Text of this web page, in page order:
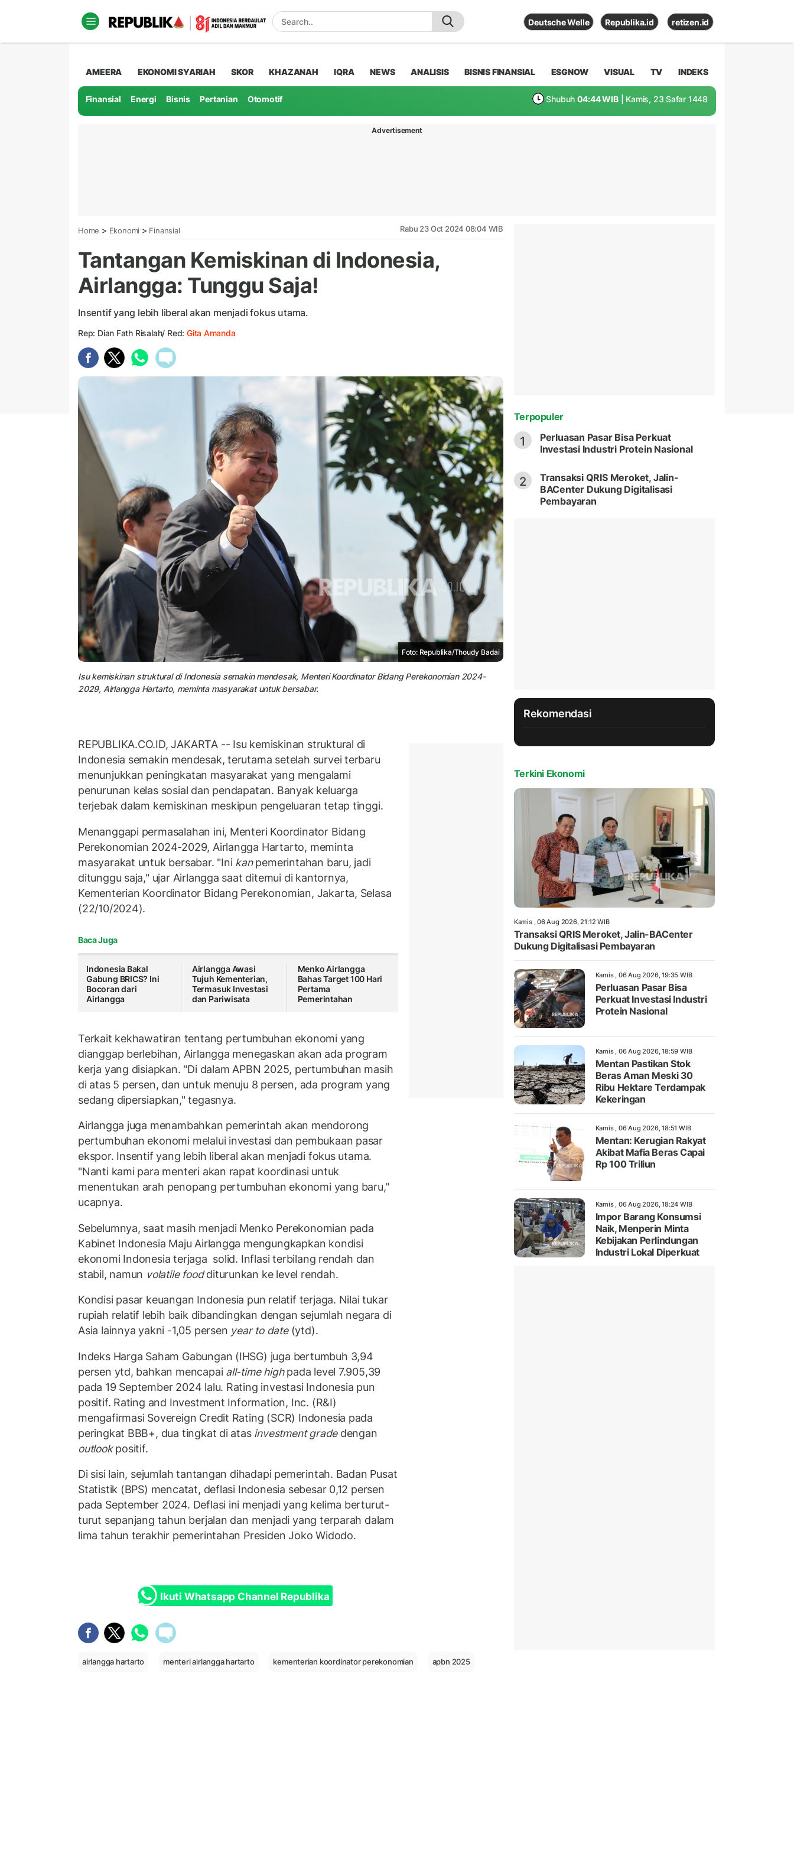
Deutsche Welle Republika.id retizen.id
AMEERA EKONOMI SYARIAH SKOR KHAZANAH IQRA NEWS ANALISIS BISNIS FINANSIAL ESGNOW VISUAL TV INDEKS
Finansial Energi Bisnis Pertanian Otomotif Shubuh 04:44 WIB | Kamis, 23 Safar 1448
Advertisement
Home > Ekonomi > Finansial Rabu 23 Oct 2024 08:04 WIB
Tantangan Kemiskinan di Indonesia,
Airlangga: Tunggu Saja!
Insentif yang lebih liberal akan menjadi fokus utama.
Rep: Dian Fath Risalah/ Red: Gita Amanda
Foto: Republika/Thoudy Badai
Isu kemiskinan struktural di Indonesia semakin mendesak, Menteri Koordinator Bidang Perekonomian 2024-
2029, Airlangga Hartarto, meminta masyarakat untuk bersabar.
REPUBLIKA.CO.ID, JAKARTA -- Isu kemiskinan struktural di
Indonesia semakin mendesak, terutama setelah survei terbaru
menunjukkan peningkatan masyarakat yang mengalami
penurunan kelas sosial dan pendapatan. Banyak keluarga
terjebak dalam kemiskinan meskipun pengeluaran tetap tinggi.
Menanggapi permasalahan ini, Menteri Koordinator Bidang
Perekonomian 2024-2029, Airlangga Hartarto, meminta
masyarakat untuk bersabar. "Ini kanpemerintahan baru, jadi
ditunggu saja," ujar Airlangga saat ditemui di kantornya,
Kementerian Koordinator Bidang Perekonomian, Jakarta, Selasa
(22/10/2024).
Baca Juga
Indonesia Bakal
Gabung BRICS? Ini
Bocoran dari
Airlangga
Airlangga Awasi
Tujuh Kementerian,
Termasuk Investasi
dan Pariwisata
Menko Airlangga
Bahas Target 100 Hari
Pertama
Pemerintahan
Terkait kekhawatiran tentang pertumbuhan ekonomi yang
dianggap berlebihan, Airlangga menegaskan akan ada program
kerja yang disiapkan. "Di dalam APBN 2025, pertumbuhan masih
di atas 5 persen, dan untuk menuju 8 persen, ada program yang
sedang dipersiapkan," tegasnya.
Airlangga juga menambahkan pemerintah akan mendorong
pertumbuhan ekonomi melalui investasi dan pembukaan pasar
ekspor. Insentif yang lebih liberal akan menjadi fokus utama.
"Nanti kami para menteri akan rapat koordinasi untuk
menentukan arah penopang pertumbuhan ekonomi yang baru,"
ucapnya.
Sebelumnya, saat masih menjadi Menko Perekonomian pada
Kabinet Indonesia Maju Airlangga mengungkapkan kondisi
ekonomi Indonesia terjaga solid. Inflasi terbilang rendah dan
stabil, namun volatile foodditurunkan ke level rendah.
Kondisi pasar keuangan Indonesia pun relatif terjaga. Nilai tukar
rupiah relatif lebih baik dibandingkan dengan sejumlah negara di
Asia lainnya yakni -1,05 persen year to date(ytd).
Indeks Harga Saham Gabungan (IHSG) juga bertumbuh 3,94
persen ytd, bahkan mencapai all-time highpada level 7.905,39
pada 19 September 2024 lalu. Rating investasi Indonesia pun
positif. Rating and Investment Information, Inc. (R&I)
mengafirmasi Sovereign Credit Rating (SCR) Indonesia pada
peringkat BBB+, dua tingkat di atas investment gradedengan
outlookpositif.
Di sisi lain, sejumlah tantangan dihadapi pemerintah. Badan Pusat
Statistik (BPS) mencatat, deflasi Indonesia sebesar 0,12 persen
pada September 2024. Deflasi ini menjadi yang kelima berturut-
turut sepanjang tahun berjalan dan menjadi yang terparah dalam
lima tahun terakhir pemerintahan Presiden Joko Widodo.
Ikuti Whatsapp Channel Republika
airlangga hartarto menteri airlangga hartarto kementerian koordinator perekonomian apbn 2025
Terpopuler
1
Perluasan Pasar Bisa Perkuat
Investasi Industri Protein Nasional
2
Transaksi QRIS Meroket, Jalin-
BACenter Dukung Digitalisasi
Pembayaran
Rekomendasi
Terkini Ekonomi
Kamis , 06 Aug 2026, 21:12 WIB
Transaksi QRIS Meroket, Jalin-BACenter
Dukung Digitalisasi Pembayaran
Kamis , 06 Aug 2026, 19:35 WIB
Perluasan Pasar Bisa
Perkuat Investasi Industri
Protein Nasional
Kamis , 06 Aug 2026, 18:59 WIB
Mentan Pastikan Stok
Beras Aman Meski 30
Ribu Hektare Terdampak
Kekeringan
Kamis , 06 Aug 2026, 18:51 WIB
Mentan: Kerugian Rakyat
Akibat Mafia Beras Capai
Rp 100 Triliun
Kamis , 06 Aug 2026, 18:24 WIB
Impor Barang Konsumsi
Naik, Menperin Minta
Kebijakan Perlindungan
Industri Lokal Diperkuat